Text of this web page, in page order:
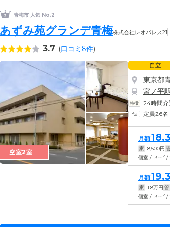
青梅市 人気 No.2
あずみ苑グランデ青梅株式会社レオパレス21
3.7 (口コミ8件)
空室2室
自立
東京都
宮ノ平駅
24時間介
定員26名
月額18.3
家 8,500円 管
個室 / 13m2 /
月額19.3
家 1.8万円 管
個室 / 13m2 /